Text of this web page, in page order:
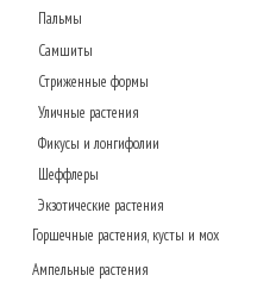
Пальмы
Самшиты
Стриженные формы
Уличные растения
Фикусы и лонгифолии
Шеффлеры
Экзотические растения
Горшечные растения, кусты и мох
Газонные коврики, мох
Ампельные растения